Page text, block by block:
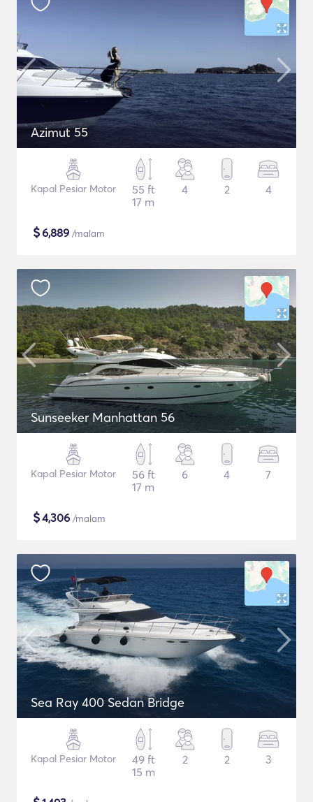
Azimut 55
Kapal Pesiar Motor
55 ft
17 m
4 2 4
$6,889 /malam
Sunseeker Manhattan 56
Kapal Pesiar Motor
56 ft
17 m
6 4 7
$4,306 /malam
Sea Ray 400 Sedan Bridge
Kapal Pesiar Motor
49 ft
15 m
2 2 3